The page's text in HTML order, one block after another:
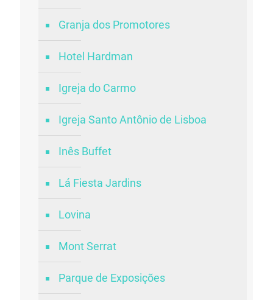
Granja dos Promotores
Hotel Hardman
Igreja do Carmo
Igreja Santo Antônio de Lisboa
Inês Buffet
Lá Fiesta Jardins
Lovina
Mont Serrat
Parque de Exposições